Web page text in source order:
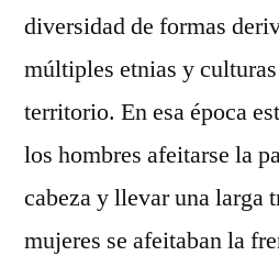
diversidad de formas
múltiples etnias y
territorio. En esa época
los hombres afeitarse la
cabeza y llevar una larga
mujeres se afeitaban la